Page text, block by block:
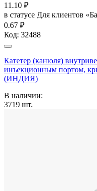
11.10 ₽
в статусе Для клиентов
0.67 ₽
Код: 32488
Катетер (канюля)
инъекционным портом,
(ИНДИЯ)
В наличии:
3719 шт.